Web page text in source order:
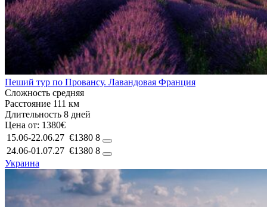
Пеший тур по Провансу. Лавандовая Франция
Сложность средняя
Расстояние 111 км
Длительность 8 дней
Цена от: 1380€
15.06-22.06.27 €1380 8
24.06-01.07.27 €1380 8
Украина